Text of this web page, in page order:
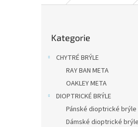
kategorie
Kategorie
CHYTRÉ BRÝLE
RAY BAN META
OAKLEY META
DIOPTRICKÉ BRÝLE
Pánské dioptrické brýle
Dámské dioptrické brýle